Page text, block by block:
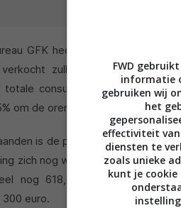
GFK heeft laten weten dat
verkocht zullen worden, wat er
totale consumentenelectronica
om de oren gekregen ten
is de prijs voor een platte
zich nog wel even voort zal
nog 618,00 euro. Het
euro.
FWD
informatie
gebruiken wij
het
effectiviteit
diensten te
zoals unieke
kunt je